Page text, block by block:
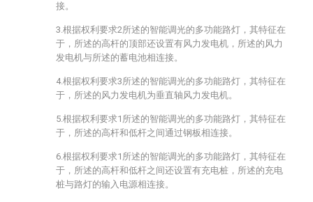
接。
3.根据权利要求2所述的智能调光的多功能路灯，其特征在
于，所述的高杆的顶部还设置有风力发电机，所述的风力
发电机与所述的蓄电池相连接。
4.根据权利要求3所述的智能调光的多功能路灯，其特征在
于，所述的风力发电机为垂直轴风力发电机。
5.根据权利要求1所述的智能调光的多功能路灯，其特征在
于，所述的高杆和低杆之间通过钢板相连接。
6.根据权利要求1所述的智能调光的多功能路灯，其特征在
于，所述的高杆和低杆之间还设置有充电桩，所述的充电
桩与路灯的输入电源相连接。